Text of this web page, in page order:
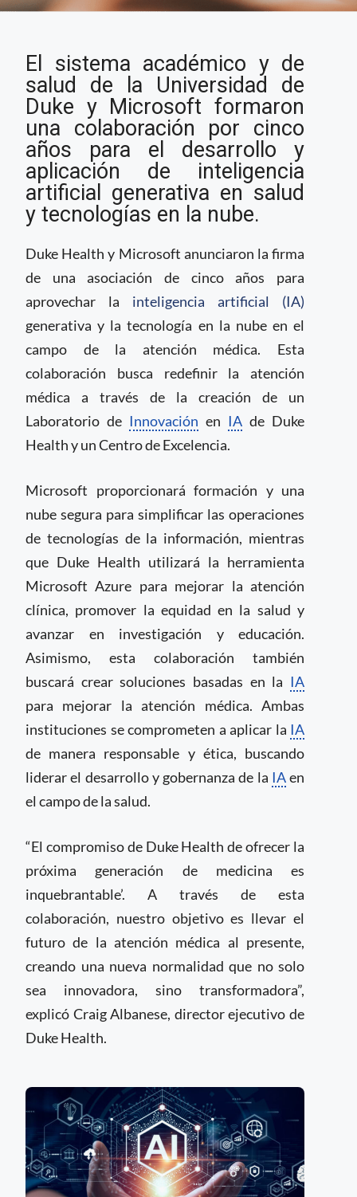
de salud Duke Health
firman colaboración
sobre IA y tecnología
en la nube
El sistema académico y de
salud de la Universidad de
Duke y Microsoft formaron
una colaboración por cinco
años para el desarrollo y
aplicación de inteligencia
artificial generativa en salud
y tecnologías en la nube.
Duke Health y Microsoft anunciaron la firma
de una asociación de cinco años para
aprovechar la inteligencia artificial (IA)
generativa y la tecnología en la nube en el
campo de la atención médica. Esta
colaboración busca redefinir la atención
médica a través de la creación de un
Laboratorio de Innovación en IA de Duke
Health y un Centro de Excelencia.
Microsoft proporcionará formación y una
nube segura para simplificar las operaciones
de tecnologías de la información, mientras
que Duke Health utilizará la herramienta
Microsoft Azure para mejorar la atención
clínica, promover la equidad en la salud y
avanzar en investigación y educación.
Asimismo, esta colaboración también
buscará crear soluciones basadas en la IA
para mejorar la atención médica. Ambas
instituciones se comprometen a aplicar la IA
de manera responsable y ética, buscando
liderar el desarrollo y gobernanza de la IAen
el campo de la salud.
“El compromiso de Duke Health de ofrecer la
próxima generación de medicina es
inquebrantable’. A través de esta
colaboración, nuestro objetivo es llevar el
futuro de la atención médica al presente,
creando una nueva normalidad que no solo
sea innovadora, sino transformadora”,
explicó Craig Albanese, director ejecutivo de
Duke Health.